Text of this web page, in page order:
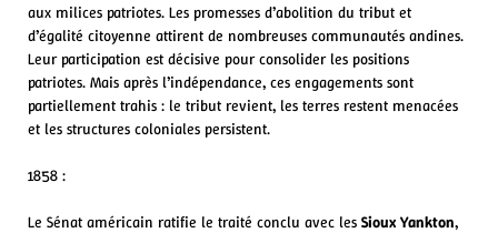
aux milices patriotes. Les promesses d’abolition du tribut et
d’égalité citoyenne attirent de nombreuses communautés andines.
Leur participation est décisive pour consolider les positions
patriotes. Mais après l’indépendance, ces engagements sont
partiellement trahis : le tribut revient, les terres restent menacées
et les structures coloniales persistent.
1858 :
Le Sénat américain ratifie le traité conclu avec les Sioux Yankton,